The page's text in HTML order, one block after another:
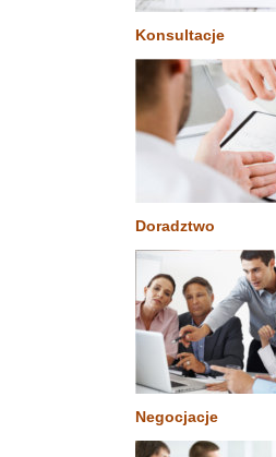
Konsultacje
Doradztwo
Negocjacje